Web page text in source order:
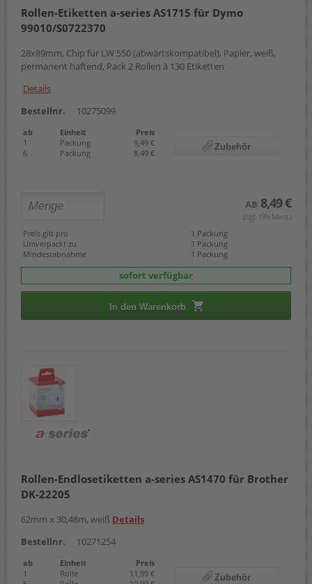
Rollen-Etiketten a-series AS1715 für Dymo
99010/S0722370
28x89mm, Chip für LW 550 (abwärtskompatibel), Papier, weiß,
permanent haftend, Pack 2 Rollen à 130 Etiketten
Details
Bestellnr.
10275099
ab Einheit
Preis
1
Packung
9,49 €
6
Packung 8,49 €
Zubehör
AB 8,49 €
(zzgl. 19% Mwst.)
Preis gilt pro
1 Packung
Umverpackt zu
1 Packung
Mindestabnahme
1 Packung
sofort verfügbar
In den Warenkorb
Rollen-Endlosetiketten a-series AS1470 für Brother
DK-22205
62mm x 30,48m, weiß Details
Bestellnr.
10271254
ab Einheit
Preis
1
Rolle
11,99 €
Zubehör